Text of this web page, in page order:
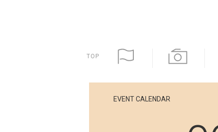
TOP
EVENT CALENDAR